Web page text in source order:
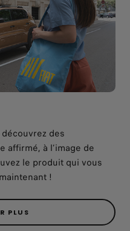
des
affirmé, à l’image de
le produit qui vous
!
PLUS